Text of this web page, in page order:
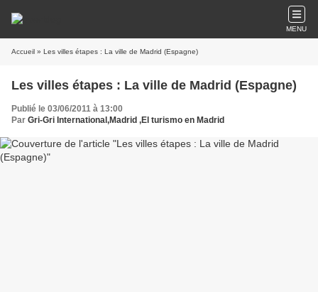
MENU
Accueil » Les villes étapes : La ville de Madrid (Espagne)
Les villes étapes : La ville de Madrid (Espagne)
Publié le 03/06/2011 à 13:00
Par Gri-Gri International,Madrid ,El turismo en Madrid